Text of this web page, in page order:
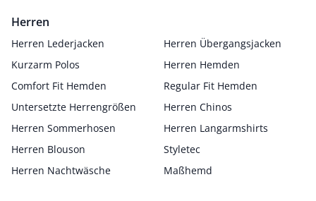
Herren
Herren Lederjacken
Herren Übergangsjacken
Kurzarm Polos
Herren Hemden
Comfort Fit Hemden
Regular Fit Hemden
Untersetzte Herrengrößen
Herren Chinos
Herren Sommerhosen
Herren Langarmshirts
Herren Blouson
Styletec
Herren Nachtwäsche
Maßhemd